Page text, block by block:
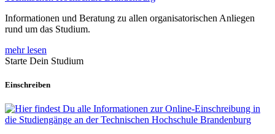
Informationen und Beratung zu allen organisatorischen Anliegen
rund um das Studium.
mehr lesen
Starte Dein Studium
Einschreiben